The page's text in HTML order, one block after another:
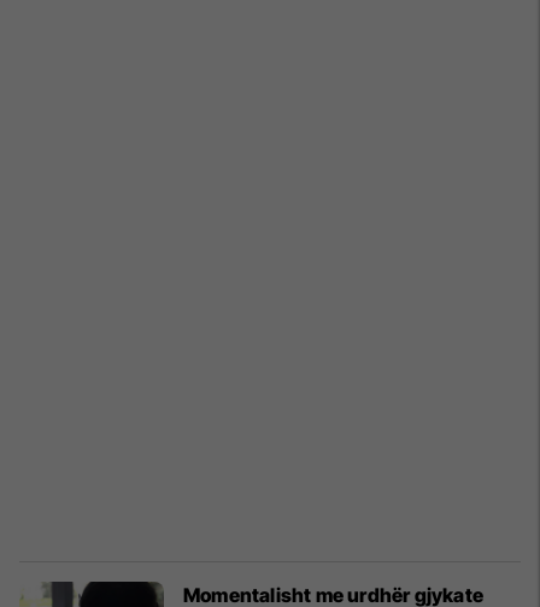
Momentalisht me urdhër gjykate